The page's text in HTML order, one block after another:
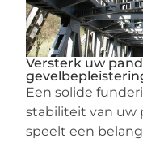
Versterk uw
Een solide
stabiliteit van uw
speelt een